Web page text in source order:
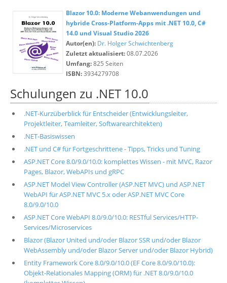
Blazor 10.0: Moderne Webanwendungen und
hybride Cross-Platform-Apps mit .NET 10.0, C#
14.0 und Visual Studio 2026
Autor(en): Dr. Holger Schwichtenberg
Zuletzt aktualisiert:08.07.2026
Umfang:825 Seiten
ISBN:3934279708
Schulungen zu .NET 10.0
.NET-Kurzüberblick für Entscheider (Entwicklungsleiter,
Projektleiter, Teamleiter, Softwarearchitekten)
.NET-Basiswissen
.NET und C# für Fortgeschrittene - Tipps, Tricks und Tuning
ASP.NET Core 8.0/9.0/10.0: komplettes Wissen - mit MVC, Razor
Pages, Blazor, WebAPIs und gRPC
ASP.NET Model View Controller (ASP.NET MVC) und ASP.NET
WebAPI für ASP.NET MVC 5.x oder ASP.NET MVC Core
8.0/9.0/10.0
ASP.NET Core WebAPI 8.0/9.0/10.0: RESTful Services/HTTP-
Services/Microservices
Blazor (Blazor United und/oder Blazor SSR und/oder Blazor
WebAssembly und/oder Blazor Server und/oder Blazor Hybrid)
Entity Framework Core 8.0/9.0/10.0 (EF Core 8.0/9.0/10.0):
Objekt-Relationales Mapping (ORM) für .NET 8.0/9.0/10.0